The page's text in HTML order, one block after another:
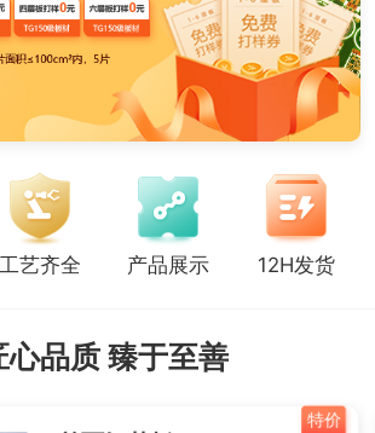
工艺齐全 产品展示 12H发货
心品质 臻于至善
特价